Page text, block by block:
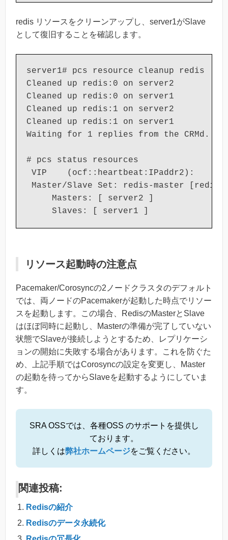
redis リソースをクリーンアップし、server1がSlave
として復旧することを確認します。
server1# pcs resource cleanup redis
Cleaned up redis:0 on server2
Cleaned up redis:0 on server1
Cleaned up redis:1 on server2
Cleaned up redis:1 on server1
Waiting for 1 replies from the CRMd. OK
# pcs status resources
VIP    (ocf::heartbeat:IPaddr2):
Master/Slave Set: redis-master [redis]
     Masters: [ server2 ]
     Slaves: [ server1 ]
リソース起動時の注意点
Pacemaker/Corosyncの2ノードクラスタのデフォルト
では、両ノードのPacemakerが起動した時点でリソー
スを起動します。この場合、RedisのMasterとSlave
はほぼ同時に起動し、Masterの準備が完了していない
状態でSlaveが接続しようとするため、レプリケーシ
ョンの開始に失敗する場合があります。これを防ぐた
め、上記手順ではCorosyncの設定を変更し、Master
の起動を待ってからSlaveを起動するようにしていま
す。
SRA OSSでは、各種OSS のサポートを提供し
ております。
詳しくは弊社ホームページをご覧ください。
関連投稿:
Redisの紹介
Redisのデータ永続化